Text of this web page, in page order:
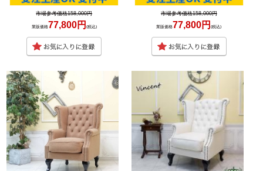
市場参考価格158,000円
業販価格77,800円 (税込)
市場参考価格158,000円
業販価格77,800円(税込)